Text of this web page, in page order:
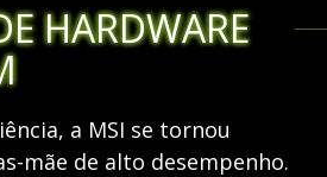
HARDWARE
a MSI se tornou
mãe de alto desempenho.